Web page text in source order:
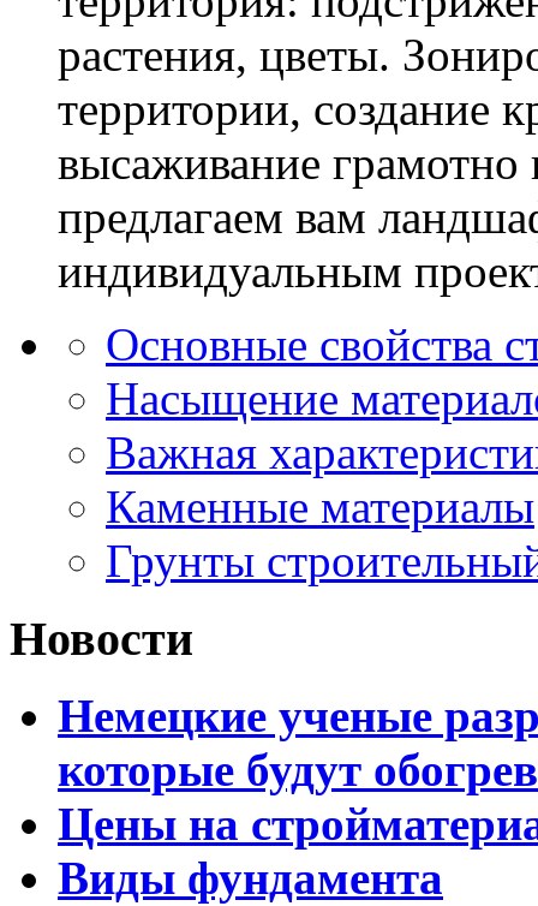
растения, цветы.
территории, создание
высаживание
предлагаем вам
индивидуальным
Основные свойства
Насыщение
Важная
Каменные материалы
Грунты
Новости
Немецкие ученые
которые будут
Цены на
Виды фундамента